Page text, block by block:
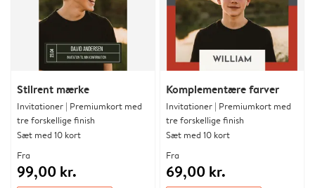
Stilrent mærke
Invitationer | Premiumkort med
tre forskellige finish
Sæt med 10 kort
Fra
99,00 kr.
Komplementære farver
Invitationer | Premiumkort med
tre forskellige finish
Sæt med 10 kort
Fra
69,00 kr.